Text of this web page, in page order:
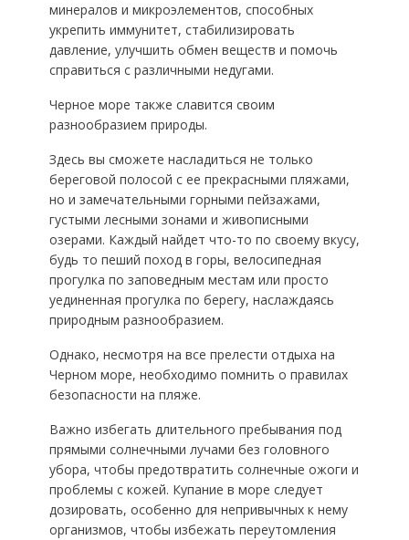
минералов и микроэлементов, способных
укрепить иммунитет, стабилизировать
давление, улучшить обмен веществ и помочь
справиться с различными недугами.
Черное море также славится своим
разнообразием природы.
Здесь вы сможете насладиться не только
береговой полосой с ее прекрасными пляжами,
но и замечательными горными пейзажами,
густыми лесными зонами и живописными
озерами. Каждый найдет что-то по своему вкусу,
будь то пеший поход в горы, велосипедная
прогулка по заповедным местам или просто
уединенная прогулка по берегу, наслаждаясь
природным разнообразием.
Однако, несмотря на все прелести отдыха на
Черном море, необходимо помнить о правилах
безопасности на пляже.
Важно избегать длительного пребывания под
прямыми солнечными лучами без головного
убора, чтобы предотвратить солнечные ожоги и
проблемы с кожей. Купание в море следует
дозировать, особенно для непривычных к нему
организмов, чтобы избежать переутомления